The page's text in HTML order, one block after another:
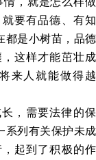
要有品德、有知
都是小树苗，品德
这样才能茁壮成
来人就能做得越
，需要法律的保
系列有关保护未成
起到了积极的作